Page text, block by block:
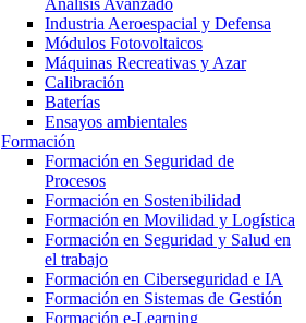
Análisis Avanzado
Industria Aeroespacial y Defensa
Módulos Fotovoltaicos
Máquinas Recreativas y Azar
Calibración
Baterías
Ensayos ambientales
Formación
Formación en Seguridad de
Procesos
Formación en Sostenibilidad
Formación en Movilidad y Logística
Formación en Seguridad y Salud en
el trabajo
Formación en Ciberseguridad e IA
Formación en Sistemas de Gestión
Formación e-Learning